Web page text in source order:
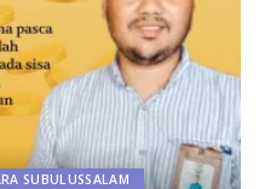
SUBULUSSALAM